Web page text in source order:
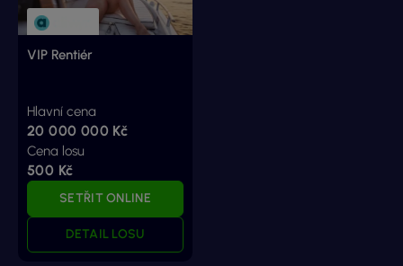
VIP Rentiér
Hlavní cena
20 000 000 Kč
Cena losu
500 Kč
SETŘIT ONLINE
DETAIL LOSU